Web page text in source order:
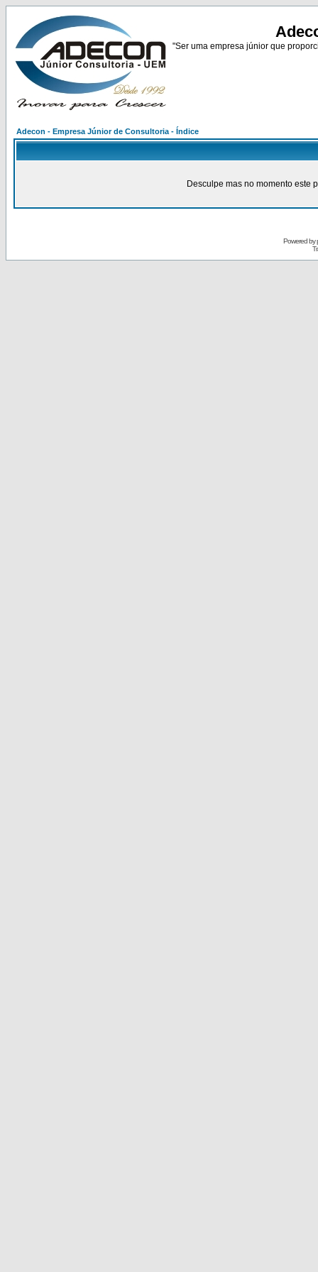
"Ser uma empresa júnior que
Adecon - Empresa Júnior de Consultoria - Índice
Desculpe mas no momento este
Powered by